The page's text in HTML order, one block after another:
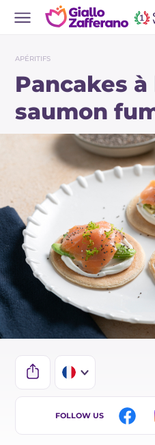
APÉRITIFS
Pancakes
saumon
IT
FOLLOW US